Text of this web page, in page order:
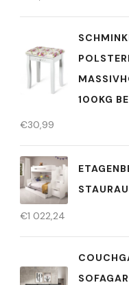
100KG
€30,99
€1 022,24